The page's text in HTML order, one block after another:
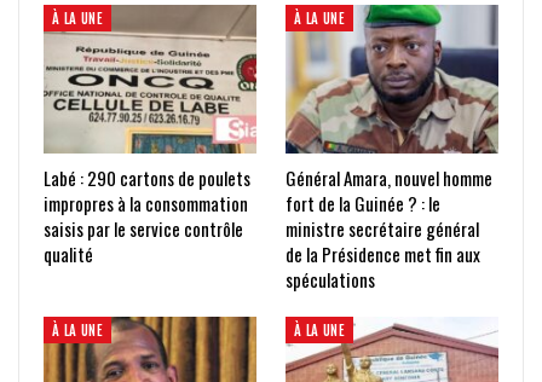
À LA UNE
Labé : 290 cartons de poulets
impropres à la consommation
saisis par le service contrôle
qualité
À LA UNE
Général Amara, nouvel homme
fort de la Guinée ? : le
ministre secrétaire général
de la Présidence met fin aux
spéculations
À LA UNE À LA UNE